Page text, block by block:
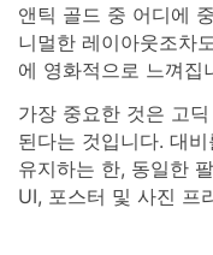
앤틱 골드 중 어디에
니멀한 레이아웃조차
에 영화적으로 느껴집
가장 중요한 것은 고
된다는 것입니다. 대
유지하는 한, 동일한
UI, 포스터 및 사진 프